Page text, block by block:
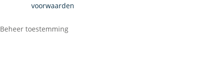
voorwaarden
Beheer toestemming